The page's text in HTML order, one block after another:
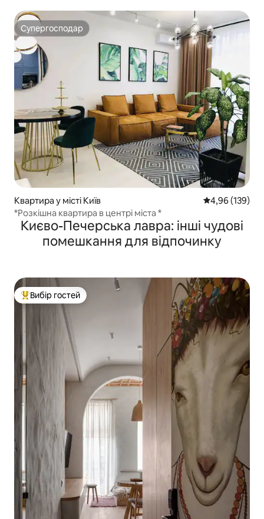
Супергосподар
Супергосподар
Квартира у місті Київ Середня
4,96 (139)
*Розкішна квартира в центрі міста *
Києво-Печерська лавра: інші чудові
помешкання для відпочинку
Топ вибір гостей
Вибір гостей